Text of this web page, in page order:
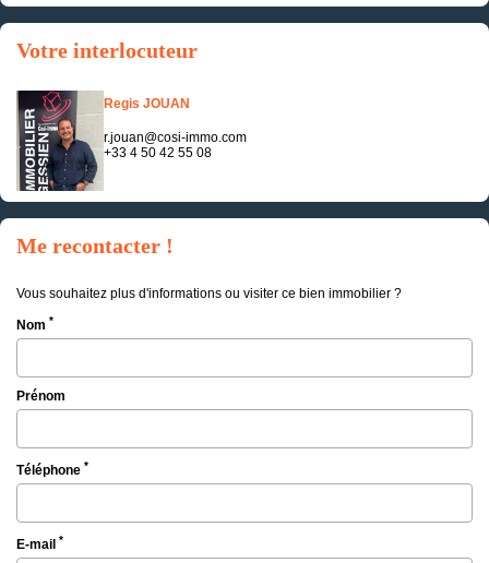
Votre interlocuteur
Regis JOUAN
r.jouan@cosi-immo.com
+33 4 50 42 55 08
Me recontacter !
Vous souhaitez plus d'informations ou visiter ce bien immobilier ?
Nom *
Prénom
Téléphone *
E-mail *